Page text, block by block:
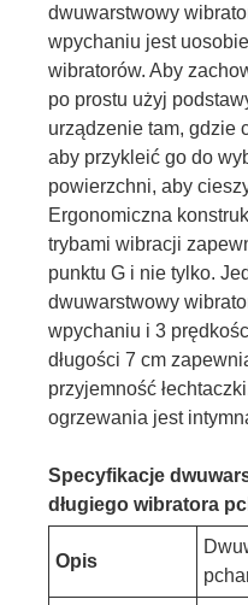
dwuwarstwowy
wpychaniu jest
wibratorów. Aby
po prostu użyj
urządzenie tam, gdzie
aby przykleić go do
powierzchni, aby
Ergonomiczna
trybami wibracji
punktu G i nie tylko.
dwuwarstwowy
wpychaniu i 3
długości 7 cm
przyjemność
ogrzewania jest
Specyfikacje
długiego wibratora
Opis